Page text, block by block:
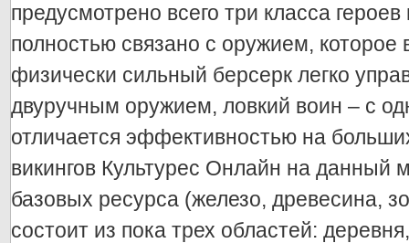
предусмотрено всего три класса
полностью связано с оружием,
физически сильный берсерк легко
двуручным оружием, ловкий воин – с
отличается эффективностью на
викингов Культурес Онлайн на данный
базовых ресурса (железо, древесина,
состоит из пока трех областей: